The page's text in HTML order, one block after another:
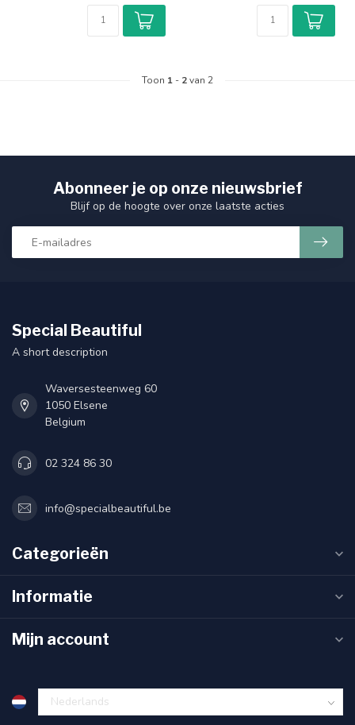
Toon 1 - 2van 2
Abonneer je op onze nieuwsbrief
Blijf op de hoogte over onze laatste acties
Special Beautiful
A short description
Waversesteenweg 60
1050 Elsene
Belgium
02 324 86 30
info@specialbeautiful.be
Categorieën
Informatie
Mijn account